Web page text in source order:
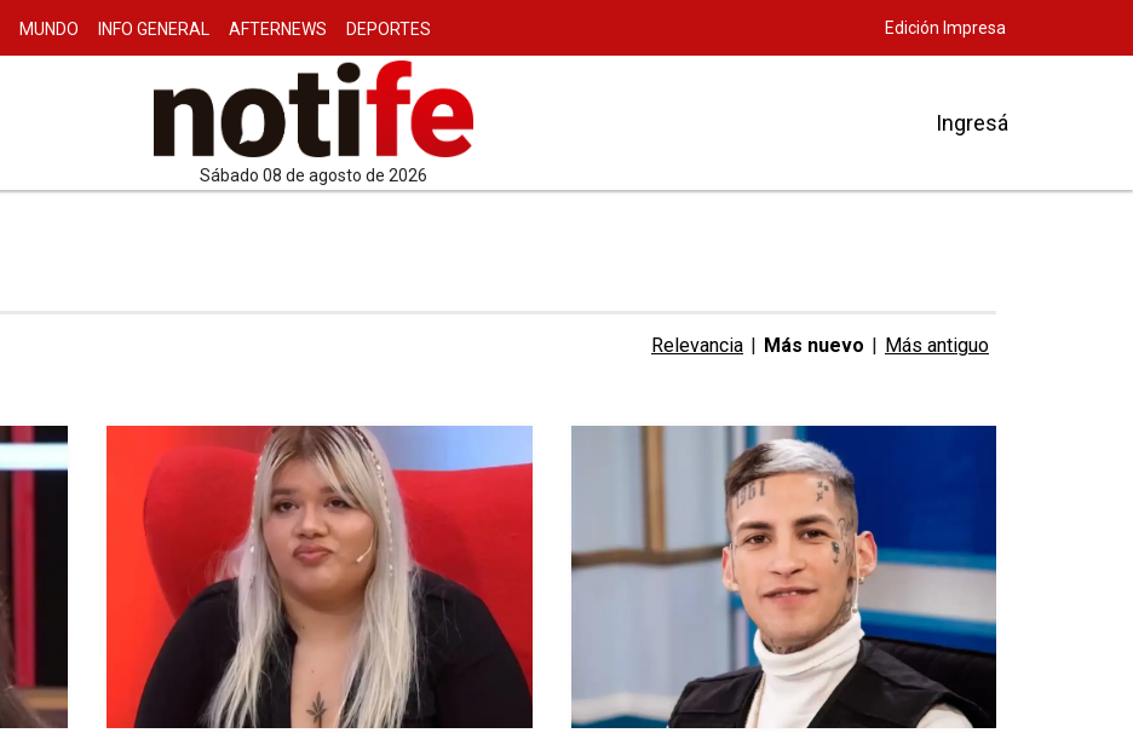
MUNDO INFO GENERAL AFTERNEWS DEPORTES Edición Impresa
sábado 08 de agosto de 2026
Ingresá
Relevancia | Más nuevo | Más antiguo